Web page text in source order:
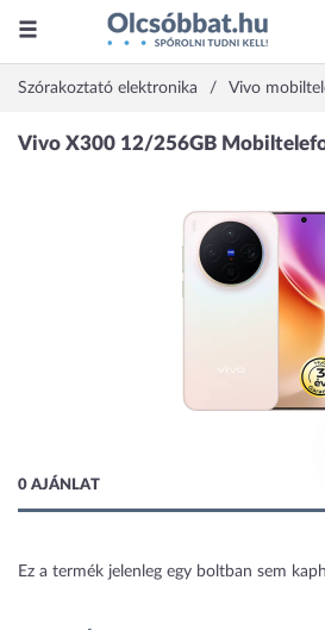
Szórakoztató elektronika Vivo
0 AJÁNLAT
Ez a termék jelenleg egy boltban sem